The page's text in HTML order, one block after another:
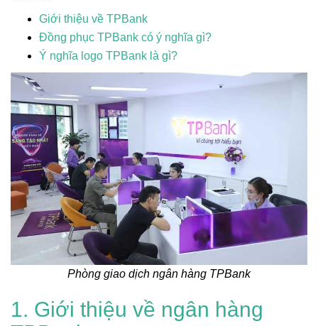
Giới thiệu về TPBank
Đồng phục TPBank có ý nghĩa gì?
Ý nghĩa logo TPBank là gì?
Phòng giao dịch ngân hàng TPBank
1. Giới thiệu về ngân hàng